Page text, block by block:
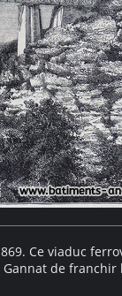
Ce viaduc
de franchir